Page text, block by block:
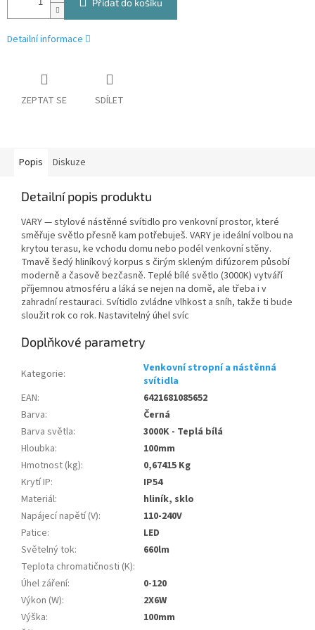
Přidat do košíku
Detailní informace
ZEPTAT SE SDÍLET
Popis Diskuze
Detailní popis produktu
VARY — stylové nástěnné svítidlo pro venkovní prostor, které
směřuje světlo přesně kam potřebuješ. VARY je ideální volbou na
krytou terasu, ke vchodu domu nebo podél venkovní stěny.
Tmavě šedý hliníkový korpus s čirým skleným difúzorem působí
moderně a časově bezčasně. Teplé bílé světlo (3000K) vytváří
příjemnou atmosféru a láká se nejen na domě, ale třeba i v
zahradní restauraci. Svítidlo zvládne vlhkost a sníh, takže ti bude
sloužit rok co rok. Nastavitelný úhel svíc
Doplňkové parametry
Kategorie:
Venkovní stropní a nástěnná
svítidla
EAN:
6421681085652
Barva:
Černá
Barva světla:
3000K - Teplá bílá
Hloubka:
100mm
Hmotnost (kg):
0,67415 Kg
Krytí IP:
IP54
Materiál:
hliník, sklo
Napájecí napětí (V):
110-240V
Patice:
LED
Světelný tok:
660lm
Teplota chromatičnosti (K):
Úhel záření:
0-120
Výkon (W):
2X6W
Výška:
100mm